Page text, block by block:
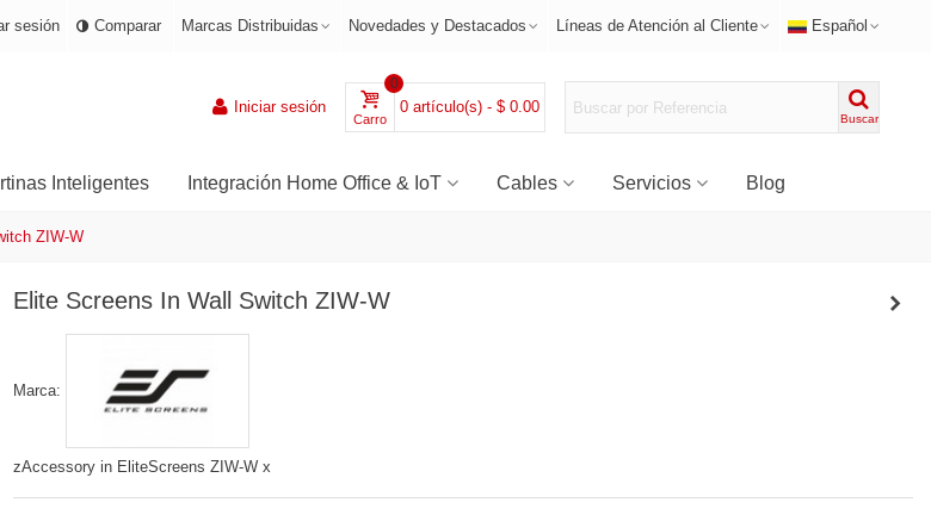
sesión Comparar Marcas Distribuidas Novedades y Destacados Líneas de Atención al Cliente Español
Iniciar sesión
Carro
0
0 artículo(s) - $ 0.00
Buscar
Inteligentes Integración Home Office & IoT Cables Servicios Blog
ZIW-W
Elite Screens In Wall Switch ZIW-W
Marca:
zAccessory in EliteScreens ZIW-W x